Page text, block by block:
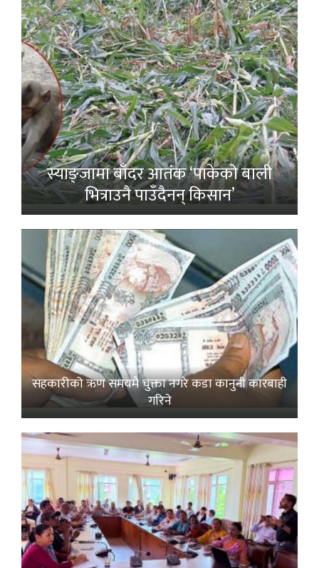
स्याङ्जामा बाँदर आतंक ‘पाकेको बाली
भित्राउनै पाउँदैनन् किसान’
सहकारीको ऋण समयमै चुक्ता नगरे कडा कानुनी कारबाही
गरिने